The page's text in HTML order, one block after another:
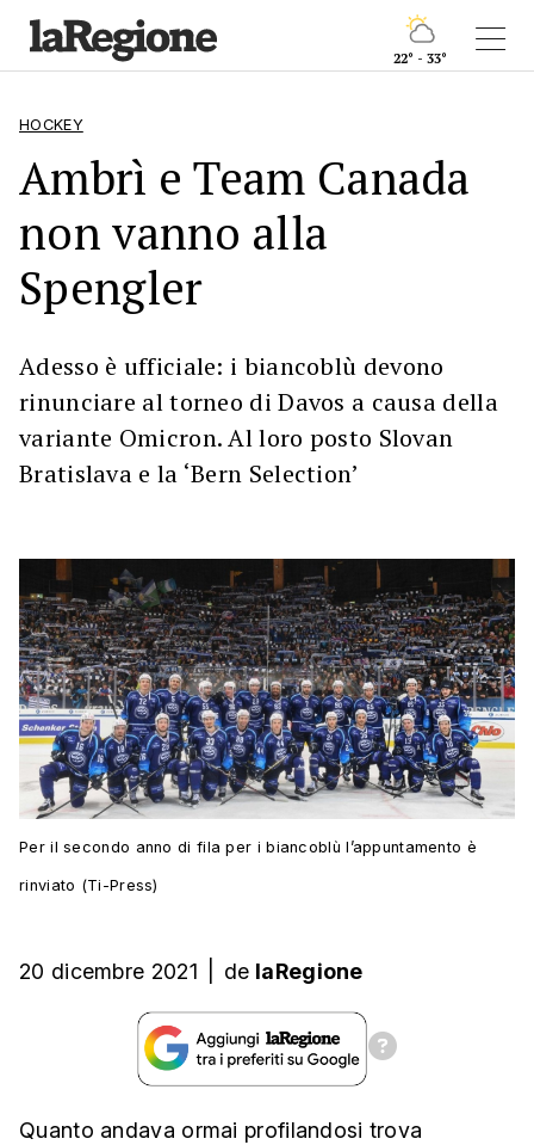
22° - 33°
HOCKEY
Ambrì e Team Canada
non vanno alla
Spengler
Adesso è ufficiale: i biancoblù devono
rinunciare al torneo di Davos a causa della
variante Omicron. Al loro posto Slovan
Bratislava e la ‘Bern Selection’
Per il secondo anno di fila per i biancoblù l’appuntamento è
rinviato (Ti-Press)
20 dicembre 2021 de laRegione
Quanto andava ormai profilandosi trova